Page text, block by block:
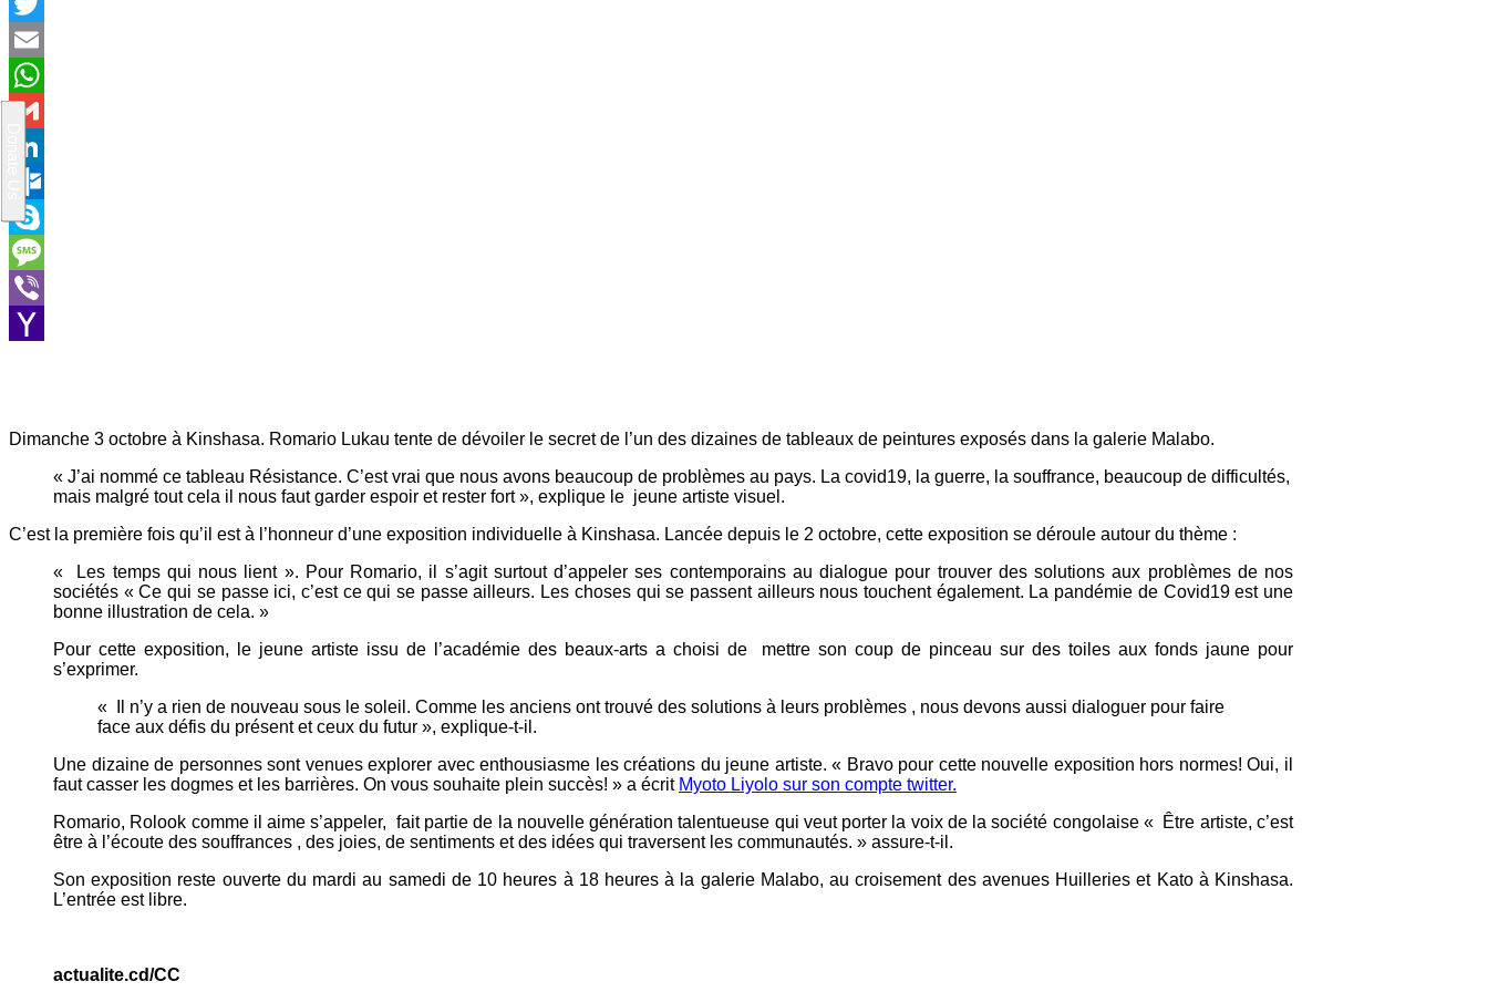
Twitter
Email
WhatsApp
Gmail
LinkedIn
Outlook.com
Skype
Message
Viber
Dimanche 3 octobre à Kinshasa. Romario Lukau tente de dévoiler le secret de l’un des dizaines de tableaux de peintures exposés dans la galerie Malabo.
« J’ai nommé ce tableau Résistance. C’est vrai que nous avons beaucoup de problèmes au pays. La covid19, la guerre, la souffrance, beaucoup de difficultés,
mais malgré tout cela il nous faut garder espoir et rester fort », explique le jeune artiste visuel.
C’est la première fois qu’il est à l’honneur d’une exposition individuelle à Kinshasa. Lancée depuis le 2 octobre, cette exposition se déroule autour du thème :
« Les temps qui nous lient ». Pour Romario, il s’agit surtout d’appeler ses contemporains au dialogue pour trouver des solutions aux problèmes de nos
sociétés « Ce qui se passe ici, c’est ce qui se passe ailleurs. Les choses qui se passent ailleurs nous touchent également. La pandémie de Covid19 est une
bonne illustration de cela. »
Pour cette exposition, le jeune artiste issu de l’académie des beaux-arts a choisi de mettre son coup de pinceau sur des toiles aux fonds jaune pour
s’exprimer.
« Il n’y a rien de nouveau sous le soleil. Comme les anciens ont trouvé des solutions à leurs problèmes , nous devons aussi dialoguer pour faire
face aux défis du présent et ceux du futur », explique-t-il.
Une dizaine de personnes sont venues explorer avec enthousiasme les créations du jeune artiste. « Bravo pour cette nouvelle exposition hors normes! Oui, il
faut casser les dogmes et les barrières. On vous souhaite plein succès! » a écrit Myoto Liyolo sur son compte twitter.
Romario, Rolook comme il aime s’appeler, fait partie de la nouvelle génération talentueuse qui veut porter la voix de la société congolaise « Être artiste, c’est
être à l’écoute des souffrances , des joies, de sentiments et des idées qui traversent les communautés. » assure-t-il.
Son exposition reste ouverte du mardi au samedi de 10 heures à 18 heures à la galerie Malabo, au croisement des avenues Huilleries et Kato à Kinshasa.
L’entrée est libre.
actualite.cd/CC